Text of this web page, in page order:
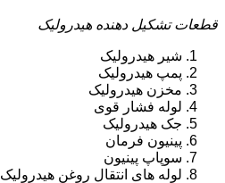
قطعات تشکیل دهنده هیدرولیک
شیر هیدرولیک
پمپ هیدرولیک
مخزن هیدرولیک
لوله فشار قوی
جک هیدرولیک
پینیون فرمان
سوپاپ پینیون
لوله های انتقال روغن هیدرولیک